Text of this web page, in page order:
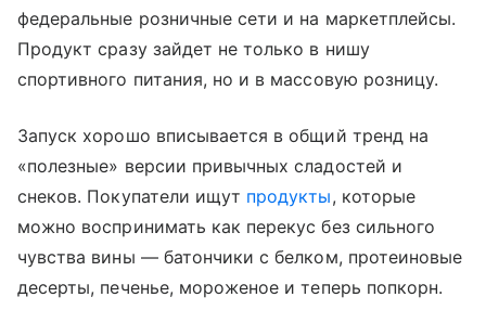
федеральные розничные сети и на маркетплейсы.
Продукт сразу зайдет не только в нишу
спортивного питания, но и в массовую розницу.
Запуск хорошо вписывается в общий тренд на
«полезные» версии привычных сладостей и
снеков. Покупатели ищут продукты, которые
можно воспринимать как перекус без сильного
чувства вины — батончики с белком, протеиновые
десерты, печенье, мороженое и теперь попкорн.